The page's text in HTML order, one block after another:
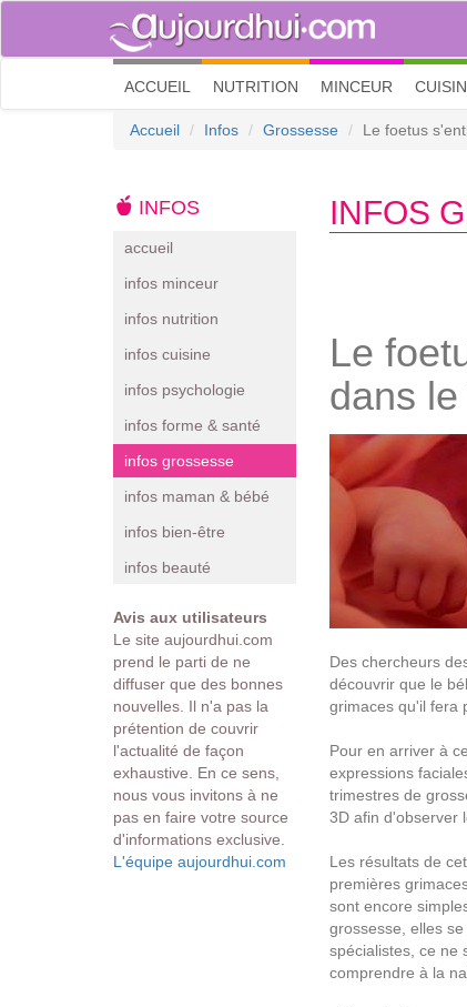
ACCUEIL (current)
NUTRITION MINCEUR
Accueil Infos Grossesse Le foetus
INFOS
accueil
infos minceur
infos nutrition
infos cuisine
infos psychologie
infos forme & santé
infos grossesse
infos maman & bébé
infos bien-être
infos beauté
Avis aux utilisateurs
Le site aujourdhui.com
prend le parti de ne
diffuser que des bonnes
nouvelles. Il n'a pas la
prétention de couvrir
l'actualité de façon
exhaustive. En ce sens,
nous vous invitons à ne
pas en faire votre source
d'informations exclusive.
L'équipe aujourdhui.com
INFOS
Le
dans
Des chercheurs
découvrir que le
grimaces qu'il fera
Pour en arriver à
expressions
trimestres de
3D afin d'observer
Les résultats de
premières
sont encore
grossesse, elles
spécialistes, ce ne
comprendre à la